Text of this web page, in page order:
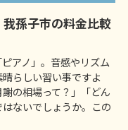
孫子市の料金比較
アノ」。音感やリズム
らしい習い事ですよ
の相場って？」「どん
ないでしょうか。この